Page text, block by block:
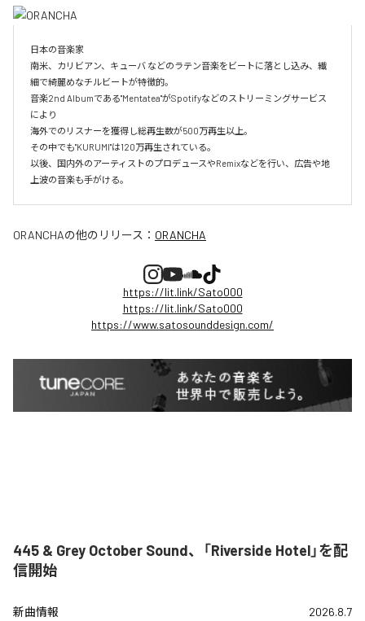
日本の音楽家
南米、カリビアン、キューバ などのラテン音楽をビートに落とし込み、繊
細で綺麗めなチルビートが特徴的。
音楽2nd Albumである"Mentatea"がSpotifyなどのストリーミングサービス
により
海外でのリスナーを獲得し総再生数が500万再生以上。
その中でも"KURUMI"は120万再生されている。
以後、国内外のアーティストのプロデュースやRemixなどを行い、広告や地
上波の音楽も手がける。
ORANCHAの他のリリース： ORANCHA
https://lit.link/Sato000
https://lit.link/Sato000
https://www.satosounddesign.com/
445 & Grey October Sound、「Riverside Hotel」を配
信開始
新曲情報 2026.8.7